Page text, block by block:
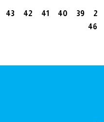
2
39
40
41
42
43
46